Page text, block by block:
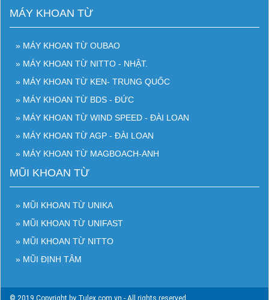
MÁY KHOAN TỪ
» MÁY KHOAN TỪ OUBAO
» MÁY KHOAN TỪ NITTO - NHẬT.
» MÁY KHOAN TỪ KEN- TRUNG QUỐC
» MÁY KHOAN TỪ BDS - ĐỨC
» MÁY KHOAN TỪ WIND SPEED - ĐÀI LOAN
» MÁY KHOAN TỪ AGP - ĐÀI LOAN
» MÁY KHOAN TỪ MAGBOACH-ANH
MŨI KHOAN TỪ
» MŨI KHOAN TỪ UNIKA
» MŨI KHOAN TỪ UNIFAST
» MŨI KHOAN TỪ NITTO
» MŨI ĐỊNH TÂM
© 2019 Copyright by Tulex.com.vn - All rights reserved